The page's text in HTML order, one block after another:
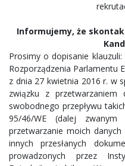
Informujemy, że
Prosimy o dopisanie
Rozporządzenia Parlamentu
z dnia 27 kwietnia 2016 r. w
związku z
swobodnego przepływu
95/46/WE (dalej zwanym
przetwarzanie moich
innych przesłanych
prowadzonych przez